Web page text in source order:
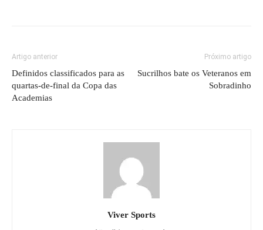
Artigo anterior
Definidos classificados para as
quartas-de-final da Copa das
Academias
Próximo artigo
Sucrilhos bate os Veteranos em
Sobradinho
Viver Sports